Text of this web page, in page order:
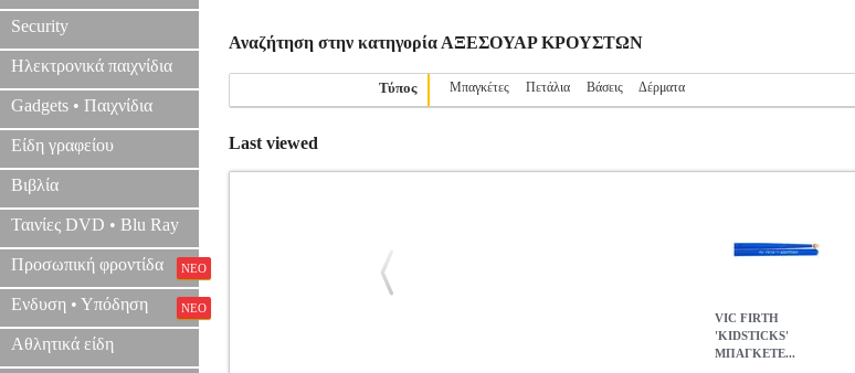
Security
Ηλεκτρονικά παιχνίδια
Gadgets • Παιχνίδια
Είδη γραφείου
Βιβλία
Ταινίες DVD • Blu Ray
Προσωπική φροντίδα ΝΕΟ
Ενδυση • Υπόδηση ΝΕΟ
Αθλητικά είδη
Αναζήτηση στην κατηγορία ΑΞΕΣΟΥΑΡ ΚΡΟΥΣΤΩΝ
Τύπος Μπαγκέτες Πετάλια Βάσεις Δέρματα
Last viewed
VIC FIRTH
'KIDSTICKS'
ΜΠΑΓΚΕΤΕ...